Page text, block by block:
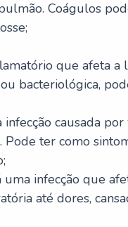
Coágulos
que afeta a
bacteriológica,
causada
ter como
infecção que
até dores,